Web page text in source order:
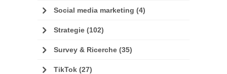
Social media marketing (4)
Strategie (102)
Survey & Ricerche (35)
TikTok (27)